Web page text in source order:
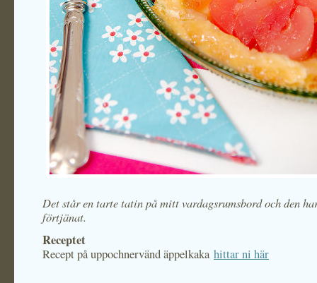
Det står en tarte tatin på mitt vardagsrumsbord och den
förtjänat.
Receptet
Recept på uppochnervänd äppelkaka hittar ni här